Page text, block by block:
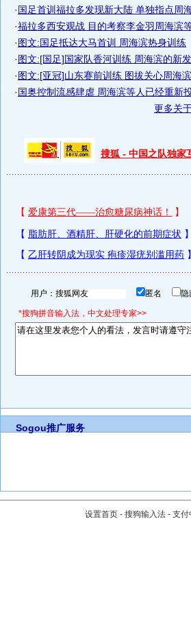
·国足首训福拉多发现新大陆 单独指点周海
·福拉多西安观战 目的考察李金羽周海滨等
·图文:国足抵达大马首训 周海滨热身训练
·图文:[国足]国家队香河训练 周海滨的新
·图文:[亚冠]山东赛前训练 图拔关心周海
·国奥控制流感肆虐 周海滨等人已经重新投
更多关
搜狐 - 中国之队独家
用户： 匿名
*搜狗拼音输入法，中文处理专家>>
Sogou推广服务
设置首页 - 搜狗输入法 - 支付